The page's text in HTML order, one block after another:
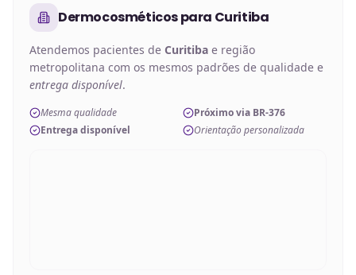
Dermocosméticospara Curitiba
Atendemos pacientes de Curitiba e região
metropolitana com os mesmos padrões de qualidade e
entrega disponível.
Mesma qualidade
Próximo via BR-376
Entrega disponível
Orientação personalizada